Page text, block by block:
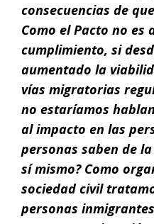
consecuencias de
Como el Pacto no es
cumplimiento, si
aumentado la
vías migratorias
no estaríamos
al impacto en las
personas saben de
sí mismo? Como
sociedad civil
personas